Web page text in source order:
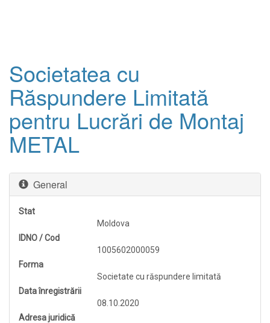
Societatea cu
Răspundere Limitată
pentru Lucrări de Montaj
METAL
General
Stat
Moldova
IDNO / Cod
1005602000059
Forma
Societate cu răspundere limitată
Data înregistrării
08.10.2020
Adresa juridică